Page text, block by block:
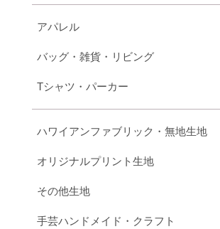
アパレル
バッグ・雑貨・リビング
Tシャツ・パーカー
ハワイアンファブリック・無地生地
オリジナルプリント生地
その他生地
手芸ハンドメイド・クラフト